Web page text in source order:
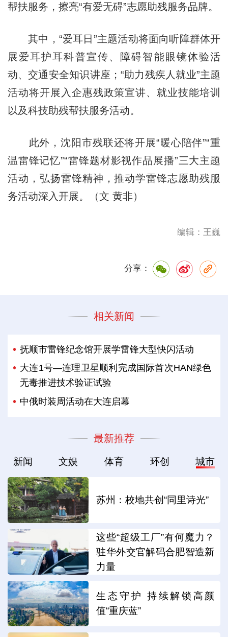
帮扶服务，擦亮“有爱无碍”志愿助残服务品牌。
其中，“爱耳日”主题活动将面向听障群体开
展爱耳护耳科普宣传、障碍智能眼镜体验活
动、交通安全知识讲座；“助力残疾人就业”主题
活动将开展入企惠残政策宣讲、就业技能培训
以及科技助残帮扶服务活动。
此外，沈阳市残联还将开展“暖心陪伴”“重
温雷锋记忆”“雷锋题材影视作品展播”三大主题
活动，弘扬雷锋精神，推动学雷锋志愿助残服
务活动深入开展。（文 黄非）
编辑：王巍
分享：
相关新闻
抚顺市雷锋纪念馆开展学雷锋大型快闪活动
大连1号—连理卫星顺利完成国际首次HAN绿色
无毒推进技术验证试验
中俄时装周活动在大连启幕
最新推荐
新闻 文娱 体育 环创 城市
苏州：校地共创“同里诗光”
这些“超级工厂”有何魔力？
驻华外交官解码合肥智造新
力量
生态守护 持续解锁高颜
值“重庆蓝”